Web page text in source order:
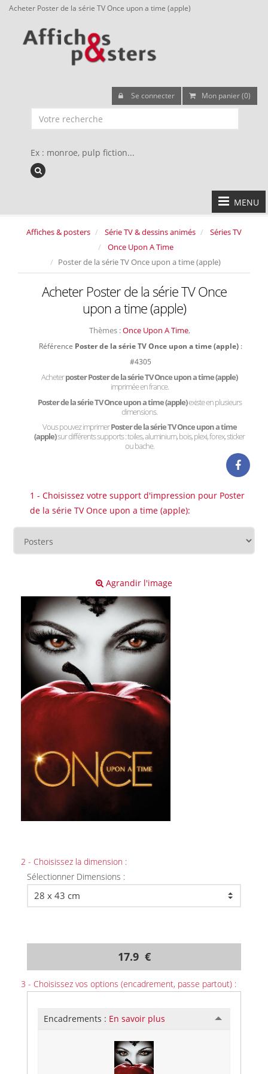
Acheter Poster de la série TV Once upon a time (apple)
Se connecter Mon panier (0)
Ex : monroe, pulp fiction...
MENU
Affiches & posters Série TV & dessins animés
Séries TV
Once Upon A Time
Poster de la série TV Once upon a time (apple)
Acheter Poster de la série TV Once
upon a time (apple)
Thèmes :Once Upon A Time,
Référence Poster de la série TV Once upon a time (apple) :
#4305
Acheterposter Poster de la série TV Once upon a time (apple)
imprimée en france.
Poster de la série TV Once upon a time (apple)existe en plusieurs
dimensions.
Vous pouvez imprimerPoster de la série TV Once upon a time
(apple)sur différents supports : toiles, aluminium, bois, plexi, forex, sticker
ou bache.
1 - Choisissez votre support d'impression pour Poster
de la série TV Once upon a time (apple):
Agrandir l'image
2 - Choisissez la dimension :
Sélectionner Dimensions :
17.9 €
3 - Choisissez vos options (encadrement, passe partout) :
Encadrements : En savoir plus